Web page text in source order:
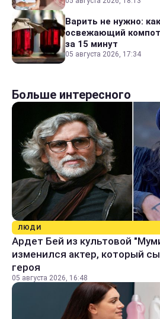
Варить не нужно:
освежающий
за 15 минут
05 августа 2026, 17:34
Больше интересного
ЛЮДИ
Ардет Бей из культовой
изменился актер, который
героя
05 августа 2026, 16:48